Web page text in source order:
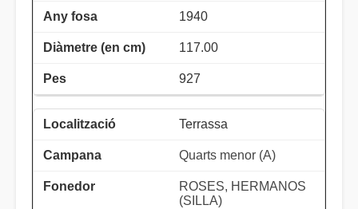
1940
117.00
927
Terrassa
Quarts menor (A)
ROSES, HERMANOS
(SILLA)